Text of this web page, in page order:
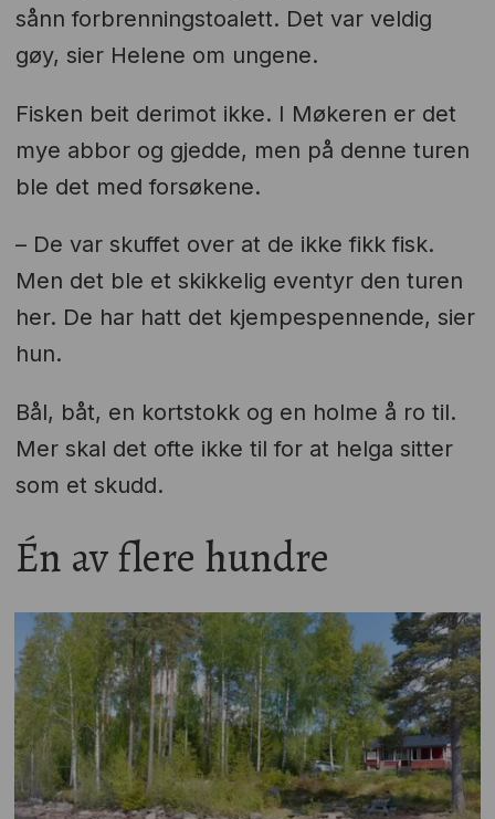
sånn forbrenningstoalett. Det var veldig
gøy, sier Helene om ungene.
Fisken beit derimot ikke. I Møkeren er det
mye abbor og gjedde, men på denne turen
ble det med forsøkene.
– De var skuffet over at de ikke fikk fisk.
Men det ble et skikkelig eventyr den turen
her. De har hatt det kjempespennende, sier
hun.
Bål, båt, en kortstokk og en holme å ro til.
Mer skal det ofte ikke til for at helga sitter
som et skudd.
Én av flere hundre